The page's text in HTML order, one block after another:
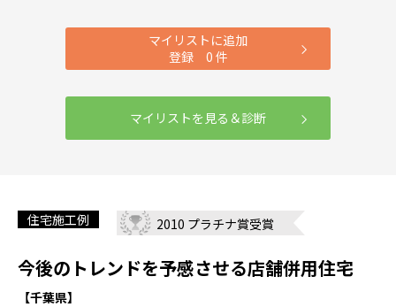
マイリストに追加
登録 0 件
マイリストを見る＆診断
住宅施工例 2010 プラチナ賞受賞
今後のトレンドを予感させる店舗併用住宅
【千葉県】